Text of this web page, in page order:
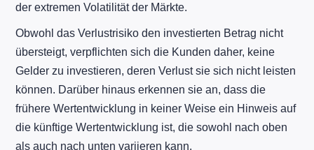
der extremen Volatilität der Märkte.
Obwohl das Verlustrisiko den investierten Betrag nicht
übersteigt, verpflichten sich die Kunden daher, keine
Gelder zu investieren, deren Verlust sie sich nicht leisten
können. Darüber hinaus erkennen sie an, dass die
frühere Wertentwicklung in keiner Weise ein Hinweis auf
die künftige Wertentwicklung ist, die sowohl nach oben
als auch nach unten variieren kann.